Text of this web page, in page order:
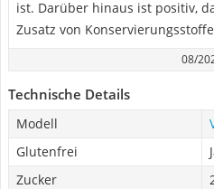
ist. Darüber hinaus ist positiv,
Zusatz von
08/
Technische Details
Modell
Glutenfrei
Zucker